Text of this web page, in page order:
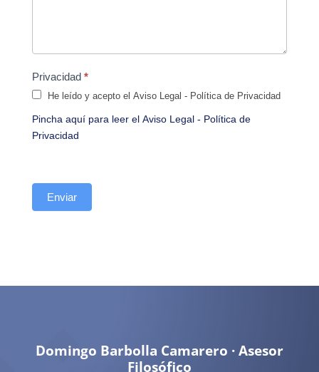
Privacidad *
He leído y acepto el Aviso Legal - Política de Privacidad
Pincha aquí para leer el Aviso Legal - Política de
Privacidad
Enviar
Domingo Barbolla Camarero · Asesor
Filosófico